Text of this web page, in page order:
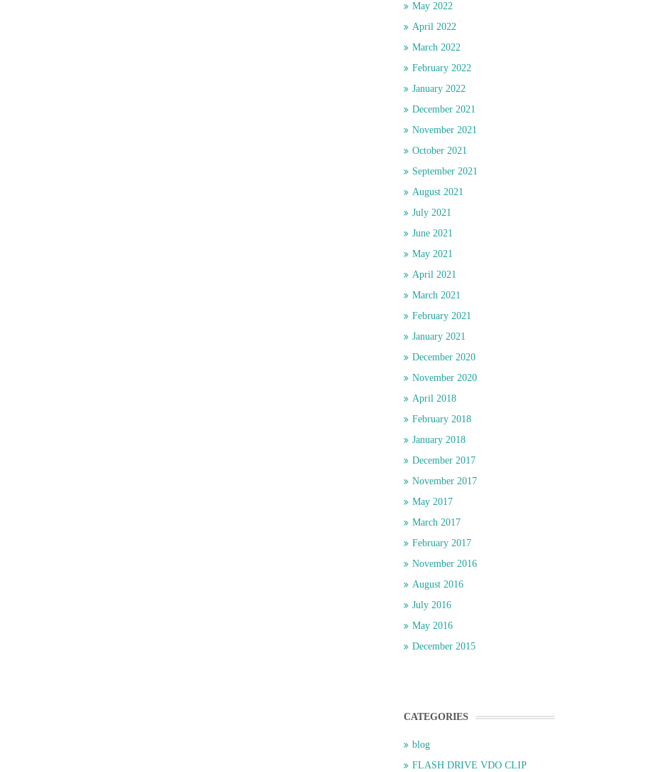
May 2022
April 2022
March 2022
February 2022
January 2022
December 2021
November 2021
October 2021
September 2021
August 2021
July 2021
June 2021
May 2021
April 2021
March 2021
February 2021
January 2021
December 2020
November 2020
April 2018
February 2018
January 2018
December 2017
November 2017
May 2017
March 2017
February 2017
November 2016
August 2016
July 2016
May 2016
December 2015
CATEGORIES
blog
FLASH DRIVE VDO CLIP